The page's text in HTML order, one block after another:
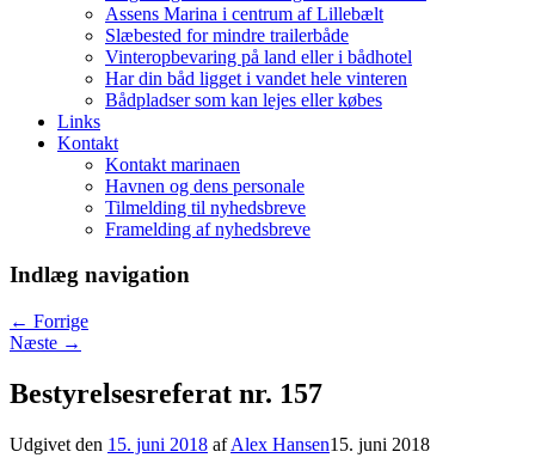
Assens Marina i centrum af Lillebælt
Slæbested for mindre trailerbåde
Vinteropbevaring på land eller i bådhotel
Har din båd ligget i vandet hele vinteren
Bådpladser som kan lejes eller købes
Links
Kontakt
Kontakt marinaen
Havnen og dens personale
Tilmelding til nyhedsbreve
Framelding af nyhedsbreve
Indlæg navigation
← Forrige
Næste →
Bestyrelsesreferat nr. 157
Udgivet den 15. juni 2018 afAlex Hansen15. juni 2018